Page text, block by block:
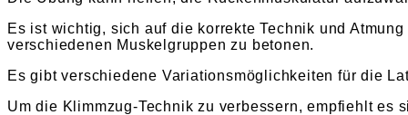
Es ist wichtig, sich auf die korrekte Technik und
verschiedenen Muskelgruppen zu betonen.
Es gibt verschiedene Variationsmöglichkeiten für die
Um die Klimmzug-Technik zu verbessern, empfiehlt es